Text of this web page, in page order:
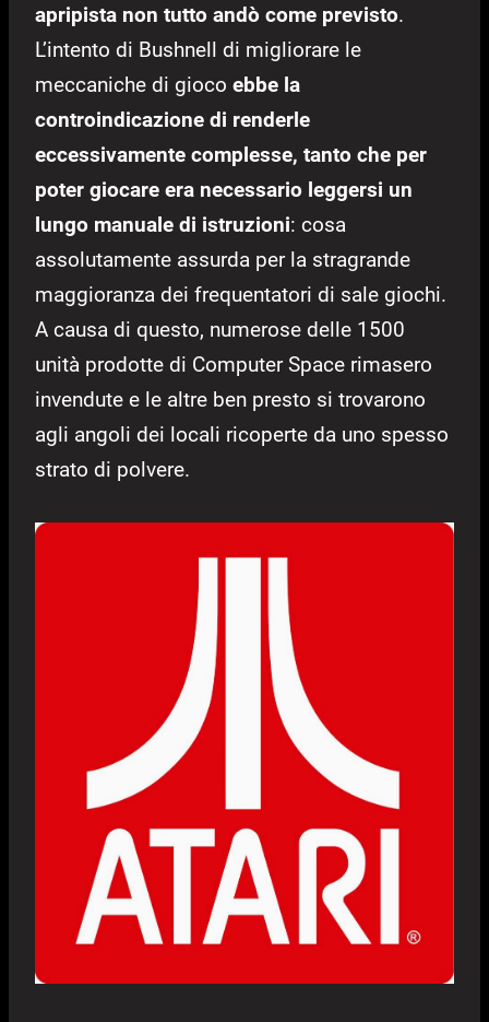
apripista non tutto andò come previsto.
L’intento di Bushnell di migliorare le
meccaniche di gioco ebbe la
controindicazione di renderle
eccessivamente complesse, tanto che per
poter giocare era necessario leggersi un
lungo manuale di istruzioni: cosa
assolutamente assurda per la stragrande
maggioranza dei frequentatori di sale giochi.
A causa di questo, numerose delle 1500
unità prodotte di Computer Space rimasero
invendute e le altre ben presto si trovarono
agli angoli dei locali ricoperte da uno spesso
strato di polvere.